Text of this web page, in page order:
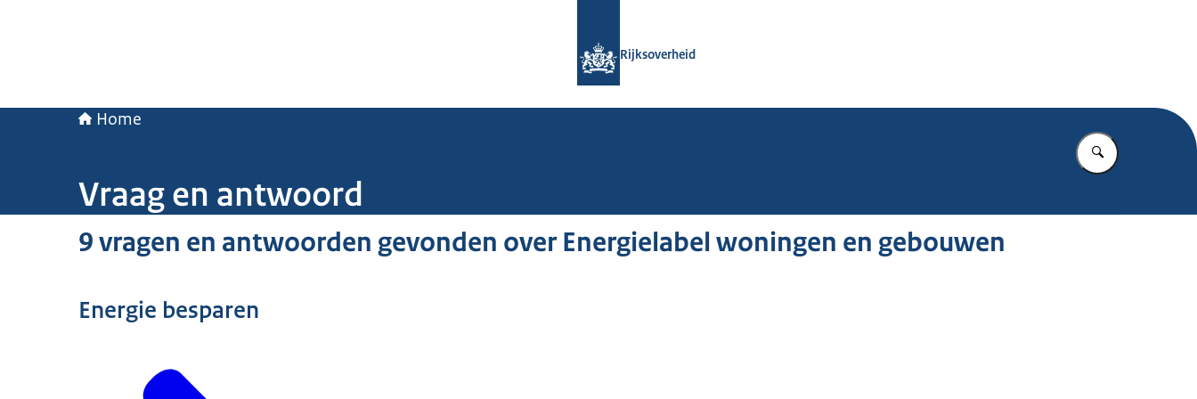
Rijksoverheid
Home
Vul in wat u
Vraag en antwoord
9 vragen en antwoorden gevonden over Energielabel woningen en gebouwen
Energie besparen